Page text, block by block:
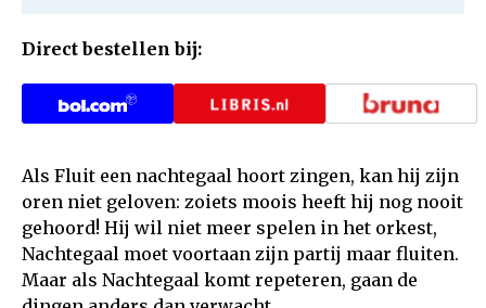
Direct bestellen bij:
Als Fluit een nachtegaal hoort zingen, kan hij zijn
oren niet geloven: zoiets moois heeft hij nog nooit
gehoord! Hij wil niet meer spelen in het orkest,
Nachtegaal moet voortaan zijn partij maar fluiten.
Maar als Nachtegaal komt repeteren, gaan de